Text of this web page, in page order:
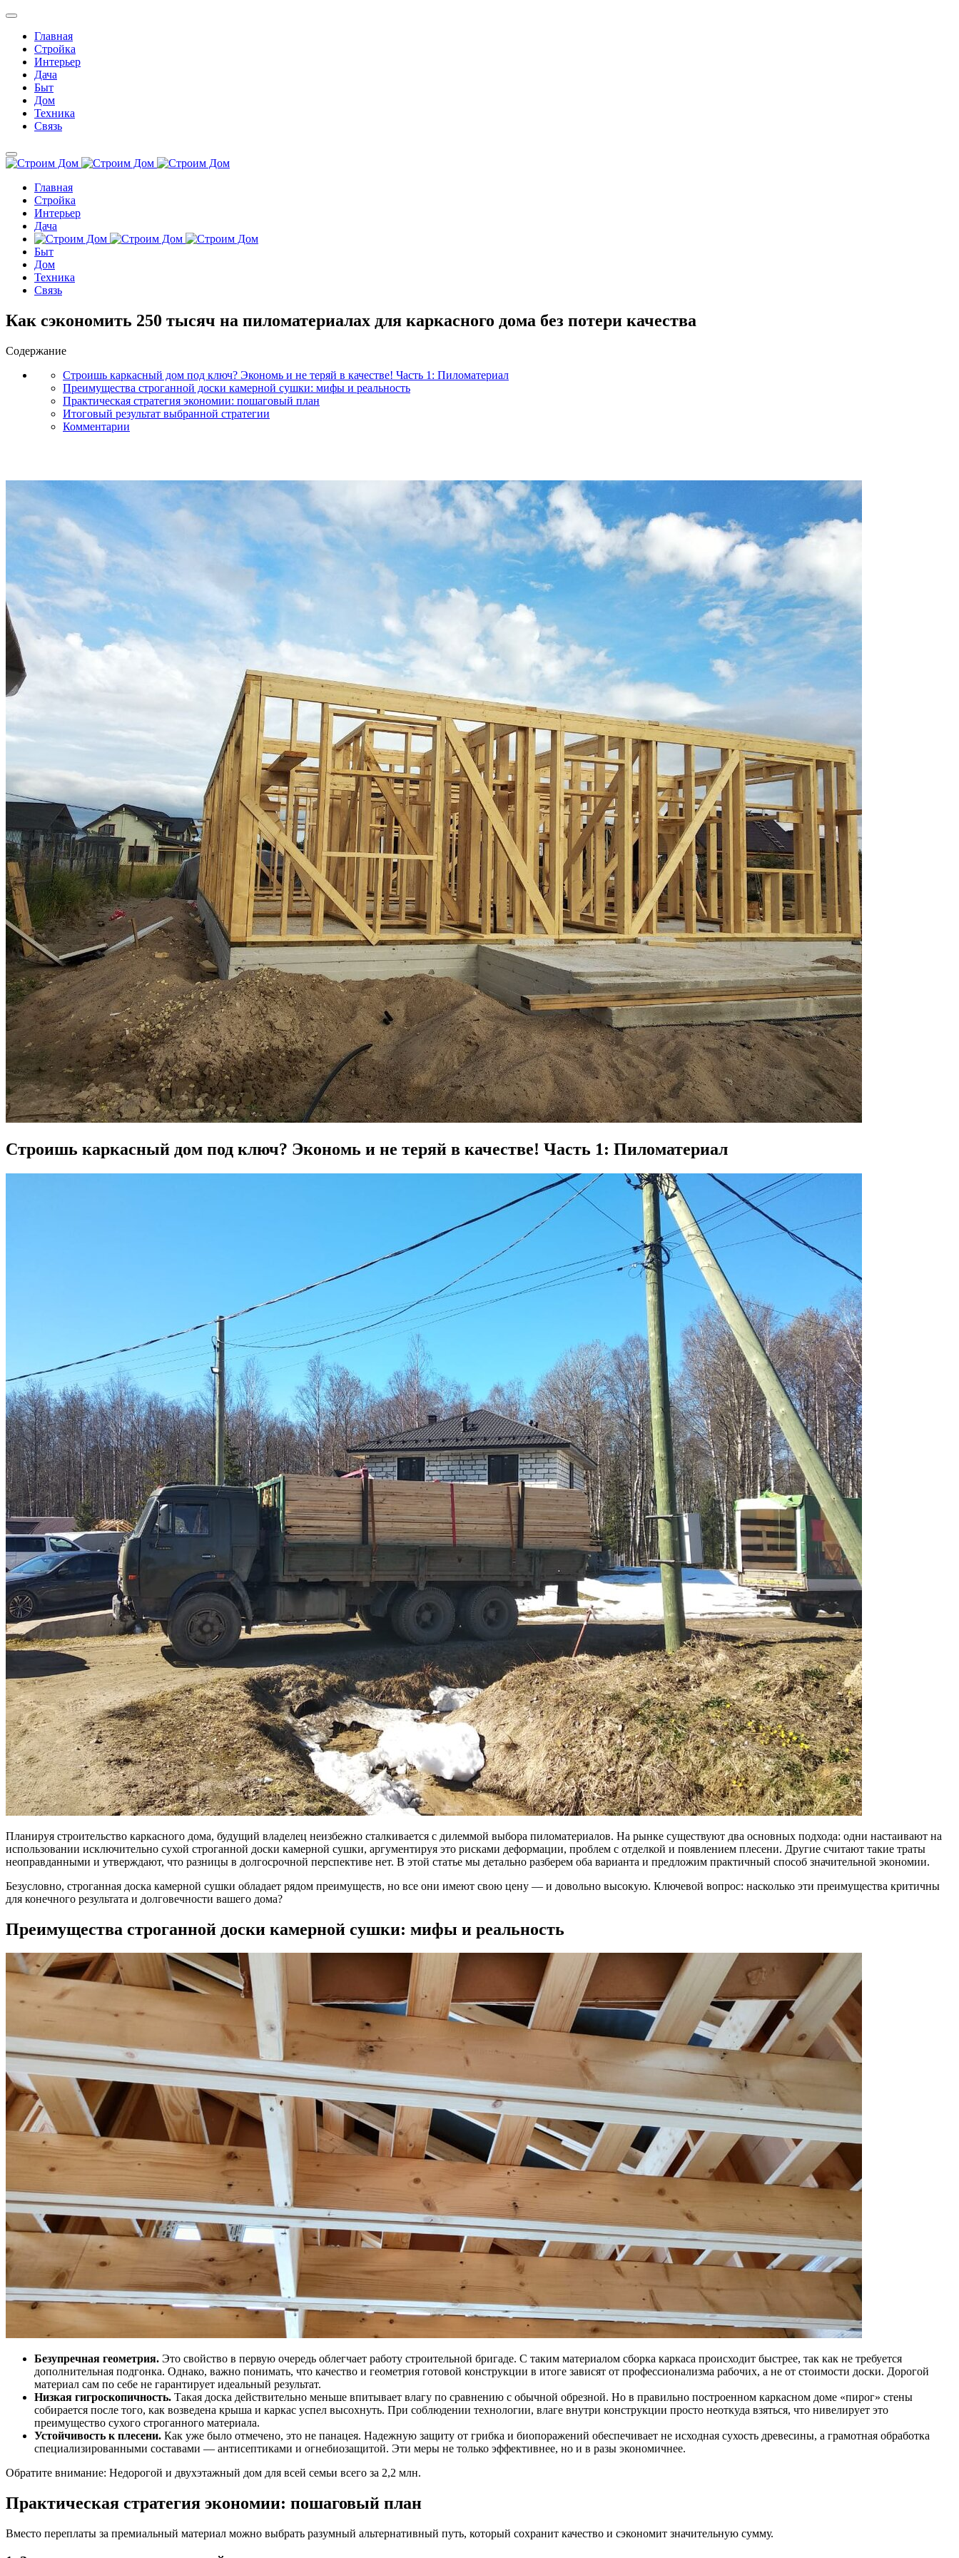
Главная
Стройка
Интерьер
Дача
Быт
Дом
Техника
Связь
Главная
Стройка
Интерьер
Дача
Быт
Дом
Техника
Связь
Как сэкономить 250 тысяч на пиломатериалах для каркасного дома без потери качества
Содержание
Строишь каркасный дом под ключ? Экономь и не теряй в качестве! Часть 1: Пиломатериал
Преимущества строганной доски камерной сушки: мифы и реальность
Практическая стратегия экономии: пошаговый план
Итоговый результат выбранной стратегии
Комментарии
Строишь каркасный дом под ключ? Экономь и не теряй в качестве! Часть 1: Пиломатериал
Планируя строительство каркасного дома, будущий владелец неизбежно сталкивается с дилеммой выбора пиломатериалов. На рынке существуют два основных подхода: одни настаивают на
использовании исключительно сухой строганной доски камерной сушки, аргументируя это рисками деформации, проблем с отделкой и появлением плесени. Другие считают такие траты
неоправданными и утверждают, что разницы в долгосрочной перспективе нет. В этой статье мы детально разберем оба варианта и предложим практичный способ значительной экономии.
Безусловно, строганная доска камерной сушки обладает рядом преимуществ, но все они имеют свою цену — и довольно высокую. Ключевой вопрос: насколько эти преимущества критичны
для конечного результата и долговечности вашего дома?
Преимущества строганной доски камерной сушки: мифы и реальность
Безупречная геометрия. Это свойство в первую очередь облегчает работу строительной бригаде. С таким материалом сборка каркаса происходит быстрее, так как не требуется
дополнительная подгонка. Однако, важно понимать, что качество и геометрия готовой конструкции в итоге зависят от профессионализма рабочих, а не от стоимости доски. Дорогой
материал сам по себе не гарантирует идеальный результат.
Низкая гигроскопичность. Такая доска действительно меньше впитывает влагу по сравнению с обычной обрезной. Но в правильно построенном каркасном доме «пирог» стены
собирается после того, как возведена крыша и каркас успел высохнуть. При соблюдении технологии, влаге внутри конструкции просто неоткуда взяться, что нивелирует это
преимущество сухого строганного материала.
Устойчивость к плесени. Как уже было отмечено, это не панацея. Надежную защиту от грибка и биопоражений обеспечивает не исходная сухость древесины, а грамотная обработка
специализированными составами — антисептиками и огнебиозащитой. Эти меры не только эффективнее, но и в разы экономичнее.
Обратите внимание: Недорогой и двухэтажный дом для всей семьи всего за 2,2 млн.
Практическая стратегия экономии: пошаговый план
Вместо переплаты за премиальный материал можно выбрать разумный альтернативный путь, который сохранит качество и сэкономит значительную сумму.